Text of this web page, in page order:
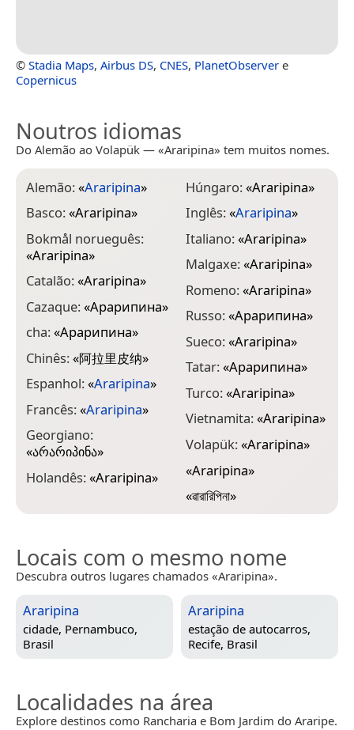
© Stadia Maps, Airbus DS, CNES, PlanetObserver e
Copernicus
Noutros idiomas
Do Alemão ao Volapük — «Araripina» tem muitos nomes.
Alemão:«Araripina»
Basco:«Araripina»
Bokmål norueguês:
«Araripina»
Catalão:«Araripina»
Cazaque:«Арарипина»
cha:«Арарипина»
Chinês:«阿拉里皮纳»
Espanhol:«Araripina»
Francês:«Araripina»
Georgiano:
«არარიპინა»
Holandês:«Araripina»
Húngaro:«Araripina»
Inglês:«Araripina»
Italiano:«Araripina»
Malgaxe:«Araripina»
Romeno:«Araripina»
Russo:«Арарипина»
Sueco:«Araripina»
Tatar:«Арарипина»
Turco:«Araripina»
Vietnamita:«Araripina»
Volapük:«Araripina»
«Araripina»
«ৱারারিপিনা»
Locais com o mesmo nome
Descubra outros lugares chamados «Araripina».
Araripina
cidade, Pernambuco,
Brasil
Araripina
estação de autocarros,
Recife, Brasil
Localidades na área
Explore destinos como Rancharia e Bom Jardim do Araripe.